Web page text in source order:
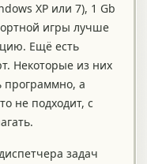
XP или 7), 1 Gb
игры лучше
Ещё есть
Некоторые из них
а
не подходит, с
задач